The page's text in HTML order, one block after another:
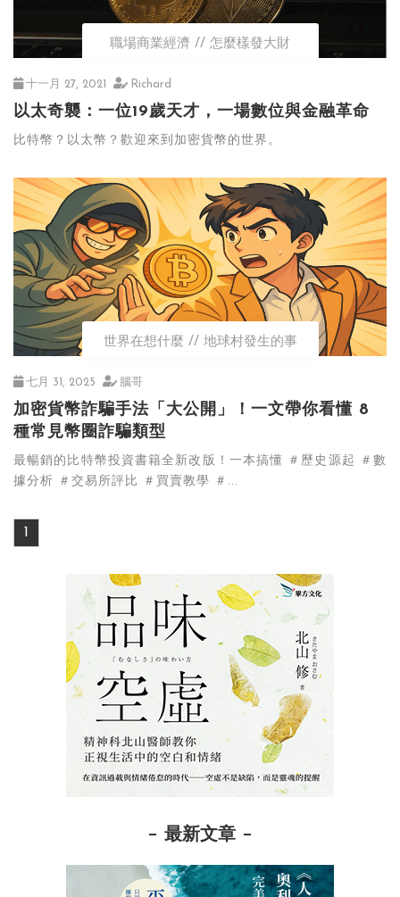
職場商業經濟 怎麼樣發大財
十一月 27, 2021 Richard
以太奇襲：一位19歲天才，一場數位與金融革命
比特幣？以太幣？歡迎來到加密貨幣的世界。
世界在想什麼 地球村發生的事
七月 31, 2025 腦哥
加密貨幣詐騙手法「大公開」！一文帶你看懂 8
種常見幣圈詐騙類型
最暢銷的比特幣投資書籍全新改版！一本搞懂 ＃歷史源起 ＃數
據分析 ＃交易所評比 ＃買賣教學 ＃...
1
最新文章